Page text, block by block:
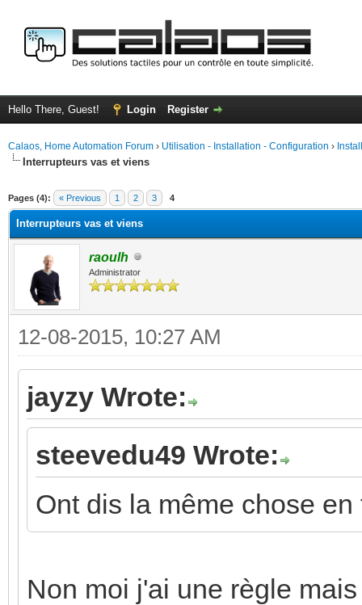
Hello There, Guest! Login Register
Calaos, Home Automation Forum › Utilisation - Installation - Configuration ›
Interrupteurs vas et viens
Pages (4): « Previous 1 2 3 4
Interrupteurs vas et viens
raoulh
Administrator
12-08-2015, 10:27 AM
jayzy Wrote:
steevedu49 Wrote:
Ont dis la même chose en
Non moi j'ai une règle